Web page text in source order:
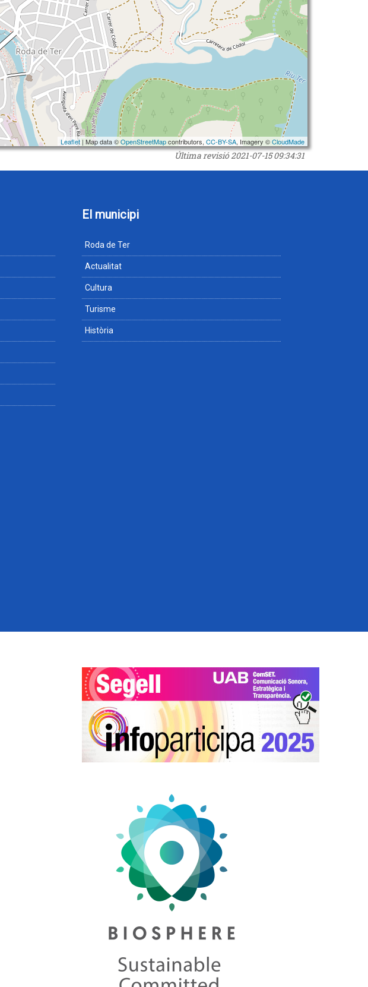
Leaflet | Map data ©OpenStreetMapcontributors, CC-BY-SA, Imagery ©CloudMade
Última revisió2021-07-15 09:34:31
El municipi
Roda de Ter
Actualitat
Cultura
Turisme
Història